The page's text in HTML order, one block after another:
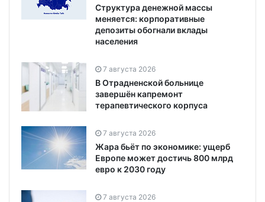
Структура денежной массы
меняется: корпоративные
депозиты обогнали вклады
населения
7 августа 2026
В Отрадненской больнице
завершён капремонт
терапевтического корпуса
7 августа 2026
Жара бьёт по экономике: ущерб
Европе может достичь 800 млрд
евро к 2030 году
7 августа 2026